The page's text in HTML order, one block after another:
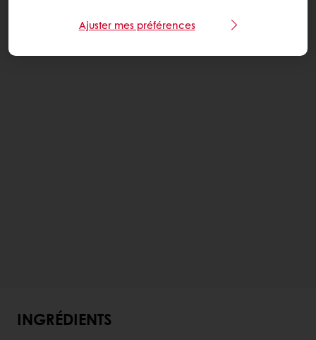
INGRÉDIENTS
Ajuster mes préférences